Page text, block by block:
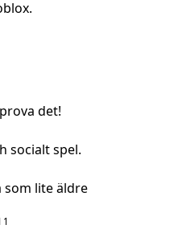
det!
socialt spel.
som lite äldre